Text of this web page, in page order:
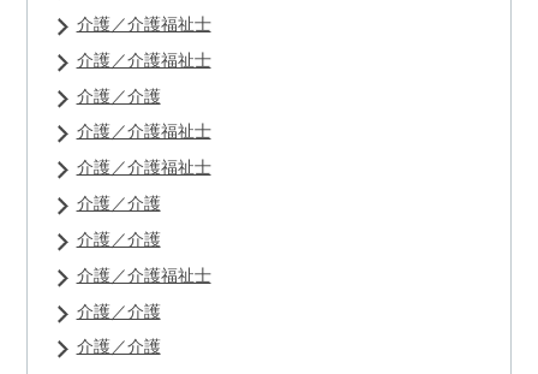
介護／介護福祉士
介護／介護福祉士
介護／介護
介護／介護福祉士
介護／介護福祉士
介護／介護
介護／介護
介護／介護福祉士
介護／介護
介護／介護